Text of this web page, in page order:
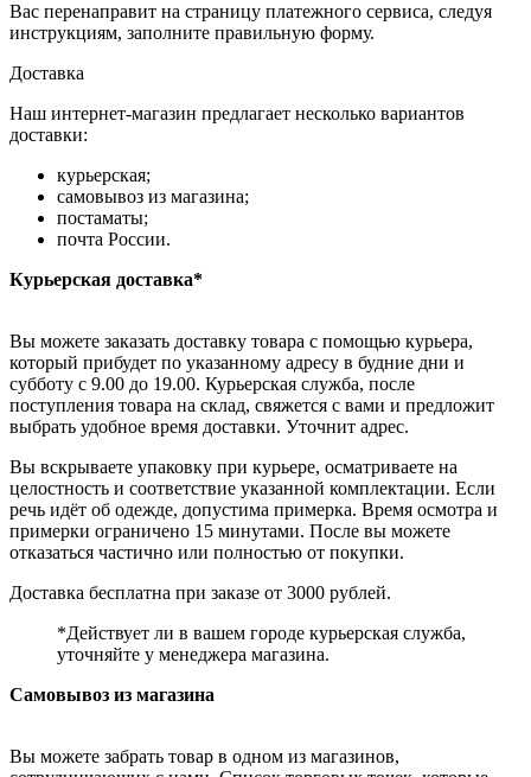
Вас перенаправит на страницу платежного сервиса, следуя
инструкциям, заполните правильную форму.
Доставка
Наш интернет-магазин предлагает несколько вариантов
доставки:
курьерская;
самовывоз из магазина;
постаматы;
почта России.
Курьерская доставка*
Вы можете заказать доставку товара с помощью курьера,
который прибудет по указанному адресу в будние дни и
субботу с 9.00 до 19.00. Курьерская служба, после
поступления товара на склад, свяжется с вами и предложит
выбрать удобное время доставки. Уточнит адрес.
Вы вскрываете упаковку при курьере, осматриваете на
целостность и соответствие указанной комплектации. Если
речь идёт об одежде, допустима примерка. Время осмотра и
примерки ограничено 15 минутами. После вы можете
отказаться частично или полностью от покупки.
Доставка бесплатна при заказе от 3000 рублей.
*Действует ли в вашем городе курьерская служба,
уточняйте у менеджера магазина.
Самовывоз из магазина
Вы можете забрать товар в одном из магазинов,